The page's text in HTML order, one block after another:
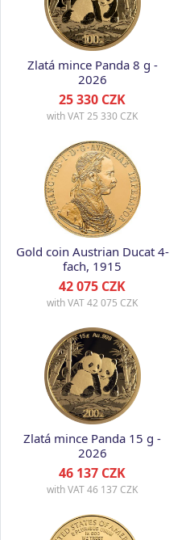
Zlatá mince Panda 8 g -
2026
25 330 CZK
with VAT25 330 CZK
Gold coin Austrian Ducat 4-
fach, 1915
42 075 CZK
with VAT42 075 CZK
Zlatá mince Panda 15 g -
2026
46 137 CZK
with VAT46 137 CZK